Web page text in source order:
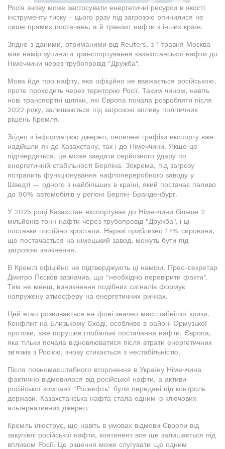
Росія знову може застосувати енергетичні ресурси в якості
інструменту тиску - цього разу під загрозою опинилися не
лише прямих постачань, а й транзит нафти з інших країн.
Згідно з даними, отриманими від Reuters, з 1 травня Москва
має намір зупинити транспортування казахстанської нафти до
Німеччини через трубопровід "Дружба".
Мова йде про нафту, яка офіційно не вважається російською,
проте проходить через територію Росії. Таким чином, навіть
нові транспортні шляхи, які Європа почала розробляти після
2022 року, залишаються під загрозою впливу політичних
рішень Кремля.
Згідно з інформацією джерел, оновлені графіки експорту вже
надійшли як до Казахстану, так і до Німеччини. Якщо це
підтвердиться, це може завдати серйозного удару по
енергетичній стабільності Берліна. Зокрема, під загрозу
потрапить функціонування нафтопереробного заводу у
Шведті — одного з найбільших в країні, який постачає паливо
до 90% автомобілів у регіоні Берлін-Бранденбург.
У 2025 році Казахстан експортував до Німеччини більше 2
мільйонів тонн нафти через трубопровід "Дружба", і ці
поставки постійно зростали. Наразі приблизно 17% сировини,
що постачається на німецький завод, можуть бути під
загрозою зникнення.
В Кремлі офіційно не підтверджують ці наміри. Прес-секретар
Дмитро Пєсков зазначив, що "необхідно перевірити факти".
Тим не менш, виникнення подібних сигналів формує
напружену атмосферу на енергетичних ринках.
Цей етап розвивається на фоні значно масштабнішої кризи.
Конфлікт на Близькому Сході, особливо в районі Ормузької
протоки, вже порушив глобальні постачання нафти. Європа,
яка тільки почала відновлюватися після втрати енергетичних
зв'язків з Росією, знову стикається з нестабільністю.
Після повномасштабного вторгнення в Україну Німеччина
фактично відмовилася від російської нафти, а активи
російської компанії "Роснєфть" були передані під контроль
держави. Казахстанська нафта стала одним із ключових
альтернативних джерел.
Кремль ілюструє, що навіть в умовах відмови Європи від
закупівлі російської нафти, континент все ще залишається під
впливом Росії. Це рішення може слугувати ще одним